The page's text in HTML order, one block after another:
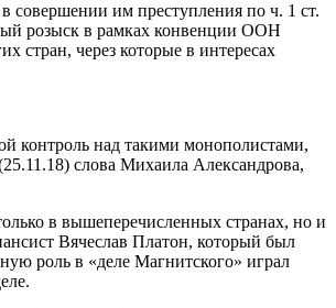
совершении им преступления по ч. 1 ст.
розыск в рамках конвенции ООН
стран, через которые в интересах
контроль над такими монополистами,
слова Михаила Александрова,
в вышеперечисленных странах, но и
Вячеслав Платон, который был
роль в «деле Магнитского» играл